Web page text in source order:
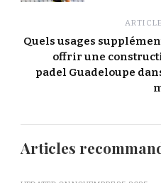
Quels usages
offrir une
padel Guadeloupe
Articles